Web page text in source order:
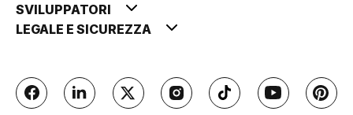
SVILUPPATORI
LEGALE E SICUREZZA